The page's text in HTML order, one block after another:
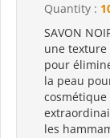
Quantity :
SAVON
une texture
pour
la peau
les